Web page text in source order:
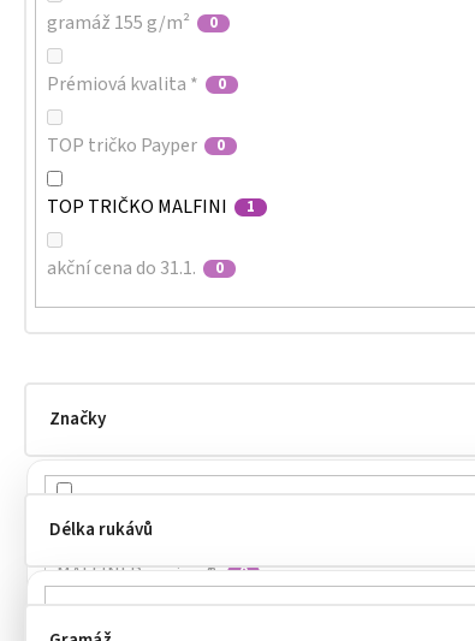
gramáž 155 g/m² 0
Prémiová kvalita * 0
TOP tričko Payper 0
TOP TRIČKO MALFINI 1
akční cena do 31.1. 0
Značky
MALFINI 2
MALFINI Premium® 0
MALFINI®
Délka rukávů